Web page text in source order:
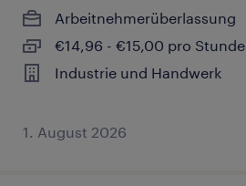
Arbeitnehmerüberlassung
€14,96 - €15,00 pro Stunde
Industrie und Handwerk
1. August 2026